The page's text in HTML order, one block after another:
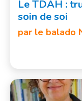
Le TDAH :
soin de soi
par le balado